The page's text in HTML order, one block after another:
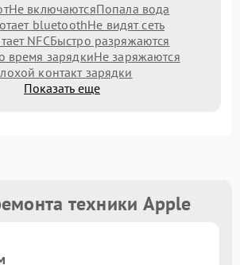
Не включаютсяПопала вода
bluetoothНе видят сеть
NFCБыстро разряжаются
время зарядкиНе заряжаются
контакт зарядки
Показать еще
техники Apple